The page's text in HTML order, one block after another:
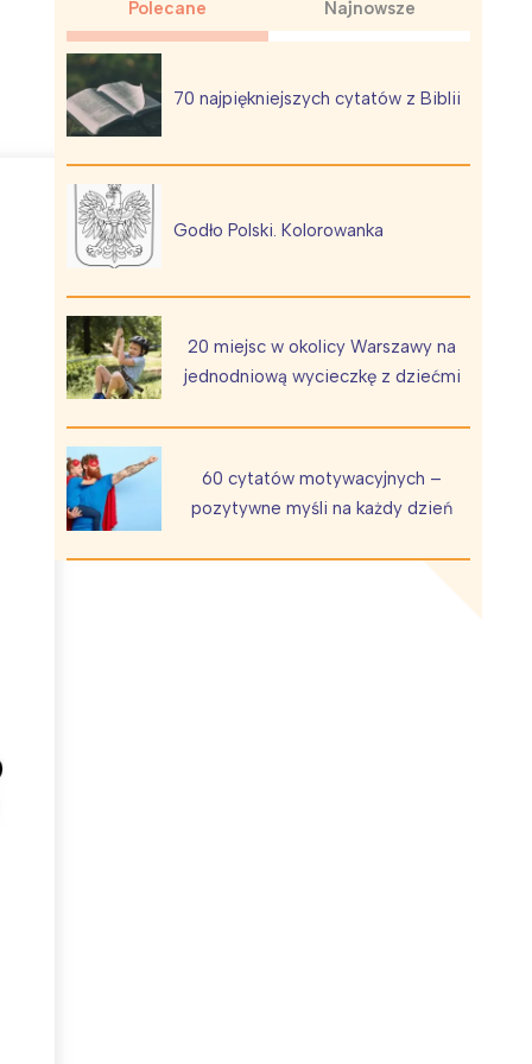
Polecane Najnowsze
70 najpiękniejszych cytatów z Biblii
Godło Polski. Kolorowanka
20 miejsc w okolicy Warszawy na
jednodniową wycieczkę z dziećmi
60 cytatów motywacyjnych –
pozytywne myśli na każdy dzień